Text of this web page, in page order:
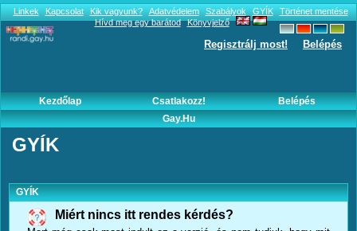
Linkek Kapcsolat Kik vagyunk? Adatvédelem Szabályok GYÍK
Történet mentése
Hívd meg egy barátod
Könyvjelző
Regisztrálj most! Belépés
Kezdőlap Csatlakozz!
Belépés
Gay.hu
GYÍK
GYÍK
Miért nincs itt rendes kérdés?